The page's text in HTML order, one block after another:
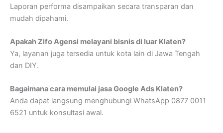
Laporan performa disampaikan secara transparan dan
mudah dipahami.
Apakah Zifo Agensi melayani bisnis di luar Klaten?
Ya, layanan juga tersedia untuk kota lain di Jawa Tengah
dan DIY.
Bagaimana cara memulai jasa Google Ads Klaten?
Anda dapat langsung menghubungi WhatsApp 0877 0011
6521 untuk konsultasi awal.